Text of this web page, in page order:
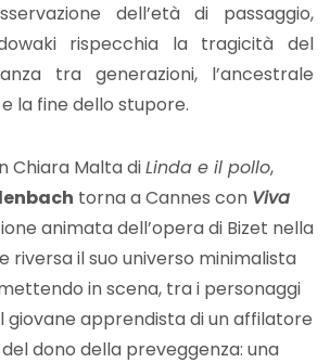
dell’età di passaggio,
rispecchia la tragicità del
tra generazioni, l’ancestrale
la fine dello stupore.
Chiara Malta diLinda e il pollo,
torna a Cannes con Viva
animata dell’opera di Bizet nella
riversa il suo universo minimalista
in scena, tra i personaggi
giovane apprendista di un affilatore
dono della preveggenza: una